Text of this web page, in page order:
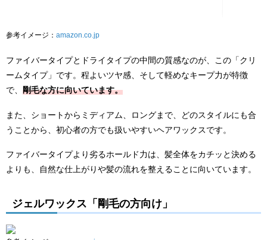
参考イメージ： amazon.co.jp
ファイバータイプとドライタイプの中間の質感なのが、この「クリ
ームタイプ」です。程よいツヤ感、そして軽めなキープ力が特徴
で、 剛毛な方に向いています。
また、ショートからミディアム、ロングまで、どのスタイルにも合
うことから、初心者の方でも扱いやすいヘアワックスです。
ファイバータイプより劣るホールド力は、髪全体をカチッと決める
よりも、自然な仕上がりや髪の流れを整えることに向いています。
ジェルワックス「剛毛の方向け」